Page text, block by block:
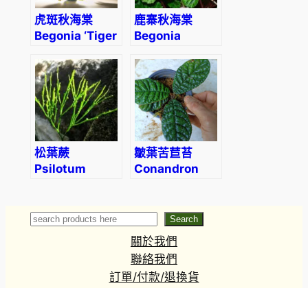
虎斑秋海棠
Begonia ‘Tiger
鹿寨秋海棠
Begonia
松葉蕨
Psilotum
皺葉苦苣苔
Conandron
Search
Search
關於我們
聯絡我們
訂單/付款/退換貨